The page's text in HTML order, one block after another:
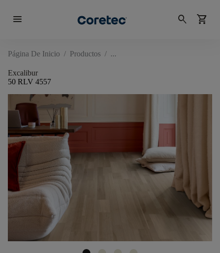
menu search shopping_cart
Página De Inicio / Productos /
Excalibur
50 RLV 4557